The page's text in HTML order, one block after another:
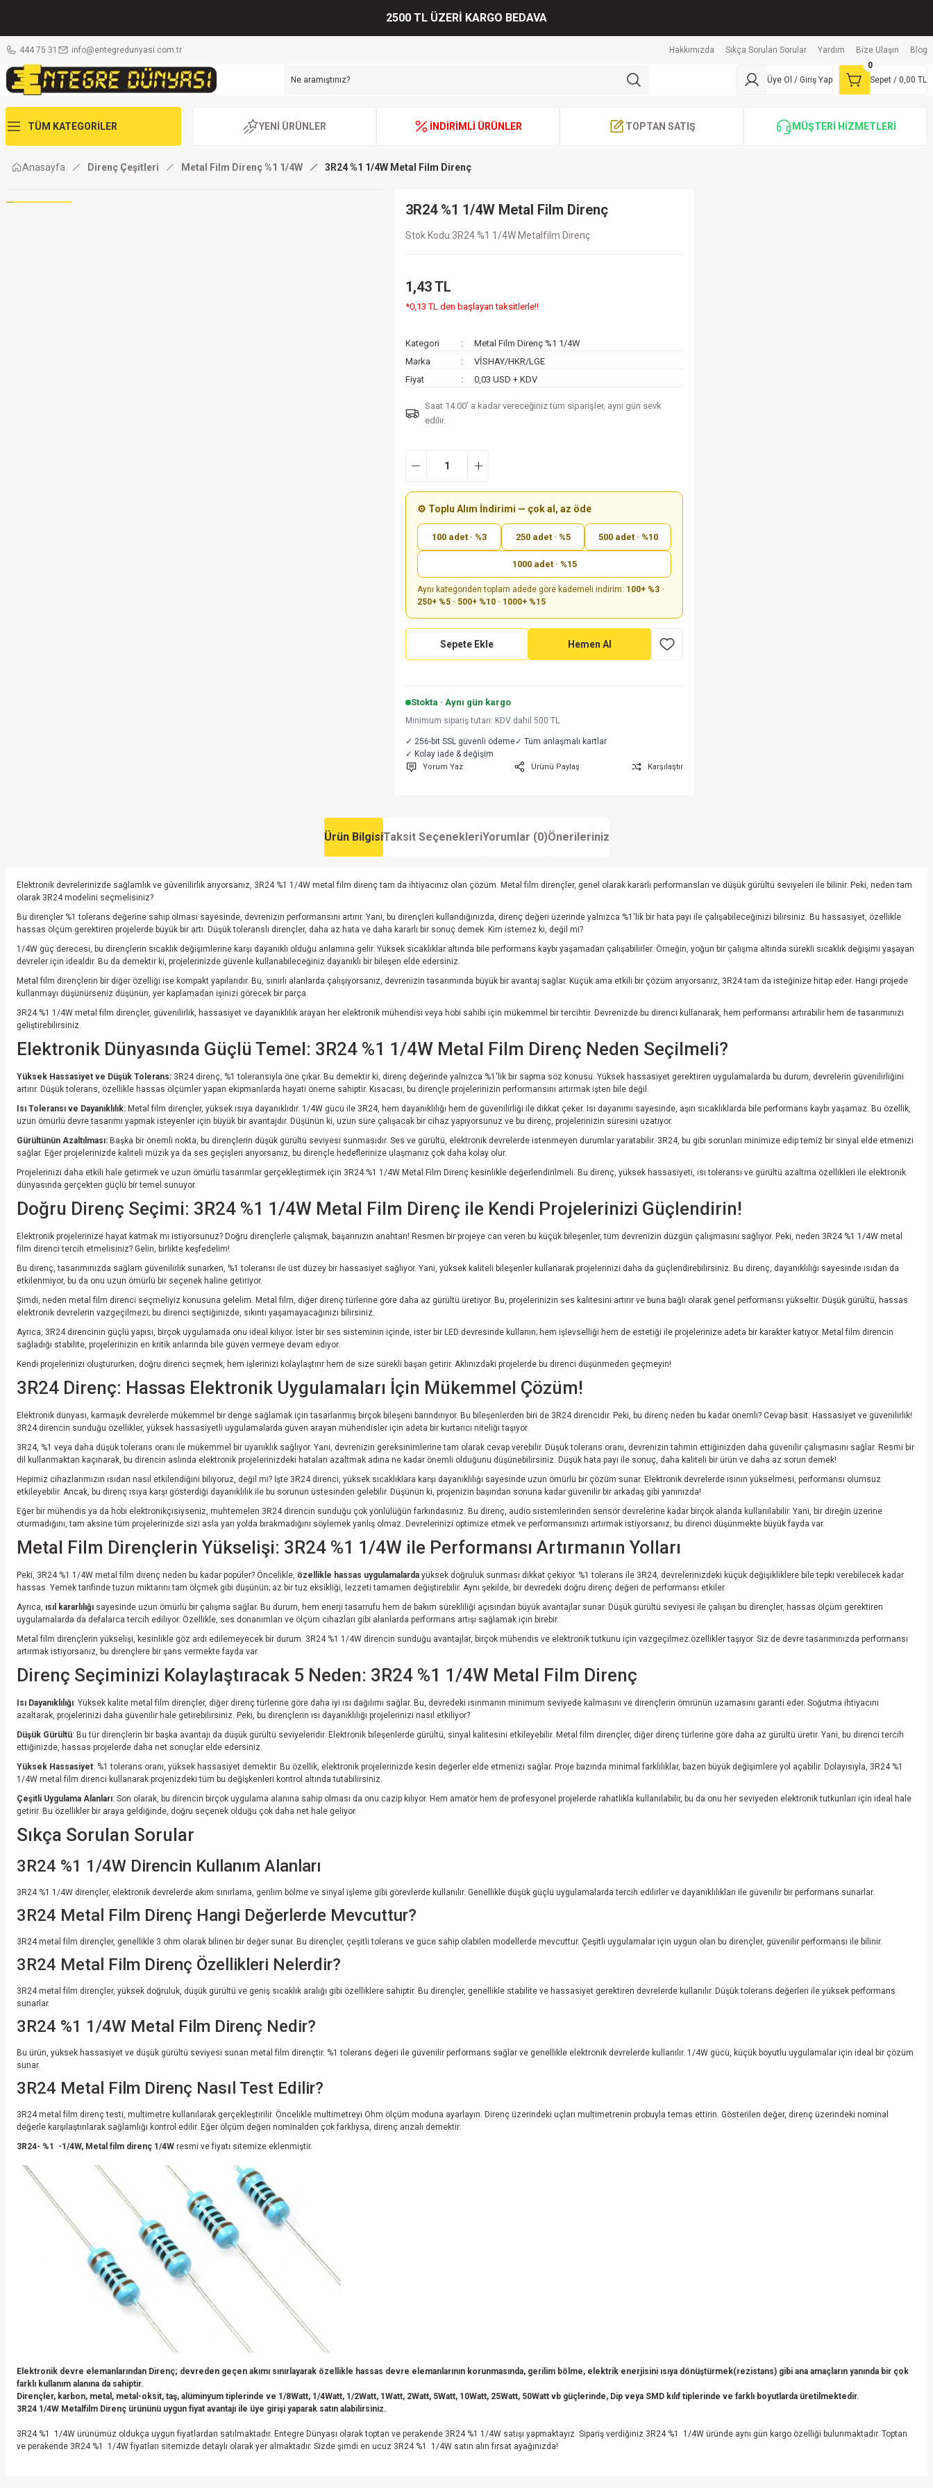
2500 TL ÜZERİ KARGO BEDAVA
444 75 31 info@entegredunyasi.com.tr Hakkımızda Sıkça Sorulan Sorular Yardım Bize Ulaşın Blog
Üye Ol / Giriş Yap
0
Sepet / 0,00 TL
TÜM KATEGORİLER YENİ ÜRÜNLER İNDİRİMLİ ÜRÜNLER TOPTAN SATIŞ MÜŞTERİ HİZMETLERİ
Anasayfa Direnç Çeşitleri Metal Film Direnç %1 1/4W 3R24 %1 1/4W Metal Film Direnç
3R24 %1 1/4W Metal Film Direnç
Stok Kodu 3R24 %1 1/4W Metalfilm Direnç
1,43 TL
*0,13 TL den başlayan taksitlerle!!
Kategori
Metal Film Direnç %1 1/4W
Marka
VİSHAY/HKR/LGE
Fiyat
0,03 USD + KDV
Saat 14:00’ a kadar vereceğiniz tüm siparişler, aynı gün sevk
edilir.
⚙️ Toplu Alım İndirimi — çok al, az öde
100 adet · %3 250 adet · %5 500 adet · %10
1000 adet · %15
Aynı kategoriden toplam adede göre kademeli indirim: 100+ %3 ·
250+ %5 · 500+ %10 · 1000+ %15
Sepete Ekle Hemen Al
Stokta · Aynı gün kargo
Minimum sipariş tutarı: KDV dahil 500 TL
✓ 256-bit SSL güvenli ödeme✓ Tüm anlaşmalı kartlar
✓ Kolay iade & değişim
Yorum Yaz Ürünü Paylaş Karşılaştır
Ürün BilgisiTaksit SeçenekleriYorumlar (0)Önerileriniz
Elektronik devrelerinizde sağlamlık ve güvenilirlik arıyorsanız, 3R24 %1 1/4W metal film direnç tam da ihtiyacınız olan çözüm. Metal film dirençler, genel olarak kararlı performansları ve düşük gürültü seviyeleri ile bilinir. Peki, neden tam
olarak 3R24 modelini seçmelisiniz?
Bu dirençler %1 tolerans değerine sahip olması sayesinde, devrenizin performansını artırır. Yani, bu dirençleri kullandığınızda, direnç değeri üzerinde yalnızca %1'lik bir hata payı ile çalışabileceğinizi bilirsiniz. Bu hassasiyet, özellikle
hassas ölçüm gerektiren projelerde büyük bir artı. Düşük toleranslı dirençler, daha az hata ve daha kararlı bir sonuç demek. Kim istemez ki, değil mi?
1/4W güç derecesi, bu dirençlerin sıcaklık değişimlerine karşı dayanıklı olduğu anlamına gelir. Yüksek sıcaklıklar altında bile performans kaybı yaşamadan çalışabilirler. Örneğin, yoğun bir çalışma altında sürekli sıcaklık değişimi yaşayan
devreler için idealdir. Bu da demektir ki, projelerinizde güvenle kullanabileceğiniz dayanıklı bir bileşen elde edersiniz.
Metal film dirençlerin bir diğer özelliği ise kompakt yapılarıdır. Bu, sınırlı alanlarda çalışıyorsanız, devrenizin tasarımında büyük bir avantaj sağlar. Küçük ama etkili bir çözüm arıyorsanız, 3R24 tam da isteğinize hitap eder. Hangi projede
kullanmayı düşünürseniz düşünün, yer kaplamadan işinizi görecek bir parça.
3R24 %1 1/4W metal film dirençler, güvenilirlik, hassasiyet ve dayanıklılık arayan her elektronik mühendisi veya hobi sahibi için mükemmel bir tercihtir. Devrenizde bu direnci kullanarak, hem performansı artırabilir hem de tasarımınızı
geliştirebilirsiniz.
Elektronik Dünyasında Güçlü Temel: 3R24 %1 1/4W Metal Film Direnç Neden Seçilmeli?
Yüksek Hassasiyet ve Düşük Tolerans: 3R24 direnç, %1 toleransıyla öne çıkar. Bu demektir ki, direnç değerinde yalnızca %1'lik bir sapma söz konusu. Yüksek hassasiyet gerektiren uygulamalarda bu durum, devrelerin güvenilirliğini
artırır. Düşük tolerans, özellikle hassas ölçümler yapan ekipmanlarda hayati öneme sahiptir. Kısacası, bu dirençle projelerinizin performansını artırmak işten bile değil.
Isı Toleransı ve Dayanıklılık: Metal film dirençler, yüksek ısıya dayanıklıdır. 1/4W gücü ile 3R24, hem dayanıklılığı hem de güvenilirliği ile dikkat çeker. Isı dayanımı sayesinde, aşırı sıcaklıklarda bile performans kaybı yaşamaz. Bu özellik,
uzun ömürlü devre tasarımı yapmak isteyenler için büyük bir avantajdır. Düşünün ki, uzun süre çalışacak bir cihaz yapıyorsunuz ve bu direnç, projelerinizin süresini uzatıyor.
Gürültünün Azaltılması: Başka bir önemli nokta, bu dirençlerin düşük gürültü seviyesi sunmasıdır. Ses ve gürültü, elektronik devrelerde istenmeyen durumlar yaratabilir. 3R24, bu gibi sorunları minimize edip temiz bir sinyal elde etmenizi
sağlar. Eğer projelerinizde kaliteli müzik ya da ses geçişleri arıyorsanız, bu dirençle hedeflerinize ulaşmanız çok daha kolay olur.
Projelerinizi daha etkili hale getirmek ve uzun ömürlü tasarımlar gerçekleştirmek için 3R24 %1 1/4W Metal Film Direnç kesinlikle değerlendirilmeli. Bu direnç, yüksek hassasiyeti, ısı toleransı ve gürültü azaltma özellikleri ile elektronik
dünyasında gerçekten güçlü bir temel sunuyor.
Doğru Direnç Seçimi: 3R24 %1 1/4W Metal Film Direnç ile Kendi Projelerinizi Güçlendirin!
Elektronik projelerinize hayat katmak mı istiyorsunuz? Doğru dirençlerle çalışmak, başarınızın anahtarı! Resmen bir projeye can veren bu küçük bileşenler, tüm devrenizin düzgün çalışmasını sağlıyor. Peki, neden 3R24 %1 1/4W metal
film direnci tercih etmelisiniz? Gelin, birlikte keşfedelim!
Bu direnç, tasarımınızda sağlam güvenilirlik sunarken, %1 toleransı ile üst düzey bir hassasiyet sağlıyor. Yani, yüksek kaliteli bileşenler kullanarak projelerinizi daha da güçlendirebilirsiniz. Bu direnç, dayanıklılığı sayesinde ısıdan da
etkilenmiyor, bu da onu uzun ömürlü bir seçenek haline getiriyor.
Şimdi, neden metal film direnci seçmeliyiz konusuna gelelim. Metal film, diğer direnç türlerine göre daha az gürültü üretiyor. Bu, projelerinizin ses kalitesini artırır ve buna bağlı olarak genel performansı yükseltir. Düşük gürültü, hassas
elektronik devrelerin vazgeçilmezi; bu direnci seçtiğinizde, sıkıntı yaşamayacağınızı bilirsiniz.
Ayrıca, 3R24 direncinin güçlü yapısı, birçok uygulamada onu ideal kılıyor. İster bir ses sisteminin içinde, ister bir LED devresinde kullanın; hem işlevselliği hem de estetiği ile projelerinize adeta bir karakter katıyor. Metal film direncin
sağladığı stabilite, projelerinizin en kritik anlarında bile güven vermeye devam ediyor.
Kendi projelerinizi oluştururken, doğru direnci seçmek, hem işlerinizi kolaylaştırır hem de size sürekli başarı getirir. Aklınızdaki projelerde bu direnci düşünmeden geçmeyin!
3R24 Direnç: Hassas Elektronik Uygulamaları İçin Mükemmel Çözüm!
Elektronik dünyası, karmaşık devrelerde mükemmel bir denge sağlamak için tasarlanmış birçok bileşeni barındırıyor. Bu bileşenlerden biri de 3R24 direncidir. Peki, bu direnç neden bu kadar önemli? Cevap basit: Hassasiyet ve güvenilirlik!
3R24 direncin sunduğu özellikler, yüksek hassasiyetli uygulamalarda güven arayan mühendisler için adeta bir kurtarıcı niteliği taşıyor.
3R24, %1 veya daha düşük tolerans oranı ile mükemmel bir uyanıklık sağlıyor. Yani, devrenizin gereksinimlerine tam olarak cevap verebilir. Düşük tolerans oranı, devrenizin tahmin ettiğinizden daha güvenilir çalışmasını sağlar. Resmi bir
dil kullanmaktan kaçınarak, bu direncin aslında elektronik projelerinizdeki hataları azaltmak adına ne kadar önemli olduğunu düşünebilirsiniz. Düşük hata payı ile sonuç, daha kaliteli bir ürün ve daha az sorun demek!
Hepimiz cihazlarımızın ısıdan nasıl etkilendiğini biliyoruz, değil mi? İşte 3R24 direnci, yüksek sıcaklıklara karşı dayanıklılığı sayesinde uzun ömürlü bir çözüm sunar. Elektronik devrelerde ısının yükselmesi, performansı olumsuz
etkileyebilir. Ancak, bu direnç ısıya karşı gösterdiği dayanıklılık ile bu sorunun üstesinden gelebilir. Düşünün ki, projenizin başından sonuna kadar güvenilir bir arkadaş gibi yanınızda!
Eğer bir mühendis ya da hobi elektronikçisiyseniz, muhtemelen 3R24 direncin sunduğu çok yönlülüğün farkındasınız. Bu direnç, audio sistemlerinden sensör devrelerine kadar birçok alanda kullanılabilir. Yani, bir direğin üzerine
oturmadığını, tam aksine tüm projelerinizde sizi asla yarı yolda bırakmadığını söylemek yanlış olmaz. Devrelerinizi optimize etmek ve performansınızı artırmak istiyorsanız, bu direnci düşünmekte büyük fayda var.
Metal Film Dirençlerin Yükselişi: 3R24 %1 1/4W ile Performansı Artırmanın Yolları
Peki, 3R24 %1 1/4W metal film direnç neden bu kadar popüler? Öncelikle, özellikle hassas uygulamalarda yüksek doğruluk sunması dikkat çekiyor. %1 tolerans ile 3R24, devrelerinizdeki küçük değişikliklere bile tepki verebilecek kadar
hassas. Yemek tarifinde tuzun miktarını tam ölçmek gibi düşünün; az bir tuz eksikliği, lezzeti tamamen değiştirebilir. Aynı şekilde, bir devredeki doğru direnç değeri de performansı etkiler.
Ayrıca, ısıl kararlılığı sayesinde uzun ömürlü bir çalışma sağlar. Bu durum, hem enerji tasarrufu hem de bakım sürekliliği açısından büyük avantajlar sunar. Düşük gürültü seviyesi ile çalışan bu dirençler, hassas ölçüm gerektiren
uygulamalarda da defalarca tercih ediliyor. Özellikle, ses donanımları ve ölçüm cihazları gibi alanlarda performans artışı sağlamak için birebir.
Metal film dirençlerin yükselişi, kesinlikle göz ardı edilemeyecek bir durum. 3R24 %1 1/4W direncin sunduğu avantajlar, birçok mühendis ve elektronik tutkunu için vazgeçilmez özellikler taşıyor. Siz de devre tasarımınızda performansı
artırmak istiyorsanız, bu dirençlere bir şans vermekte fayda var.
Direnç Seçiminizi Kolaylaştıracak 5 Neden: 3R24 %1 1/4W Metal Film Direnç
Isı Dayanıklılığı: Yüksek kalite metal film dirençler, diğer direnç türlerine göre daha iyi ısı dağılımı sağlar. Bu, devredeki ısınmanın minimum seviyede kalmasını ve dirençlerin ömrünün uzamasını garanti eder. Soğutma ihtiyacını
azaltarak, projelerinizi daha güvenilir hale getirebilirsiniz. Peki, bu dirençlerin ısı dayanıklılığı projelerinizi nasıl etkiliyor?
Düşük Gürültü: Bu tür dirençlerin bir başka avantajı da düşük gürültü seviyeleridir. Elektronik bileşenlerde gürültü, sinyal kalitesini etkileyebilir. Metal film dirençler, diğer direnç türlerine göre daha az gürültü üretir. Yani, bu direnci tercih
ettiğinizde, hassas projelerde daha net sonuçlar elde edersiniz.
Yüksek Hassasiyet: %1 tolerans oranı, yüksek hassasiyet demektir. Bu özellik, elektronik projelerinizde kesin değerler elde etmenizi sağlar. Proje bazında minimal farklılıklar, bazen büyük değişimlere yol açabilir. Dolayısıyla, 3R24 %1
1/4W metal film direnci kullanarak projenizdeki tüm bu değişkenleri kontrol altında tutabilirsiniz.
Çeşitli Uygulama Alanları: Son olarak, bu direncin birçok uygulama alanına sahip olması da onu cazip kılıyor. Hem amatör hem de profesyonel projelerde rahatlıkla kullanılabilir, bu da onu her seviyeden elektronik tutkunları için ideal hale
getirir. Bu özellikler bir araya geldiğinde, doğru seçenek olduğu çok daha net hale geliyor.
Sıkça Sorulan Sorular
3R24 %1 1/4W Direncin Kullanım Alanları
3R24 %1 1/4W dirençler, elektronik devrelerde akım sınırlama, gerilim bölme ve sinyal işleme gibi görevlerde kullanılır. Genellikle düşük güçlü uygulamalarda tercih edilirler ve dayanıklılıkları ile güvenilir bir performans sunarlar.
3R24 Metal Film Direnç Hangi Değerlerde Mevcuttur?
3R24 metal film dirençler, genellikle 3 ohm olarak bilinen bir değer sunar. Bu dirençler, çeşitli tolerans ve güce sahip olabilen modellerde mevcuttur. Çeşitli uygulamalar için uygun olan bu dirençler, güvenilir performansı ile bilinir.
3R24 Metal Film Direnç Özellikleri Nelerdir?
3R24 metal film dirençler, yüksek doğruluk, düşük gürültü ve geniş sıcaklık aralığı gibi özelliklere sahiptir. Bu dirençler, genellikle stabilite ve hassasiyet gerektiren devrelerde kullanılır. Düşük tolerans değerleri ile yüksek performans
sunarlar.
3R24 %1 1/4W Metal Film Direnç Nedir?
Bu ürün, yüksek hassasiyet ve düşük gürültü seviyesi sunan metal film dirençtir. %1 tolerans değeri ile güvenilir performans sağlar ve genellikle elektronik devrelerde kullanılır. 1/4W gücü, küçük boyutlu uygulamalar için ideal bir çözüm
sunar.
3R24 Metal Film Direnç Nasıl Test Edilir?
3R24 metal film direnç testi, multimetre kullanılarak gerçekleştirilir. Öncelikle multimetreyi Ohm ölçüm moduna ayarlayın. Direnç üzerindeki uçları multimetrenin probuyla temas ettirin. Gösterilen değer, direnç üzerindeki nominal
değerle karşılaştırılarak sağlamlığı kontrol edilir. Eğer ölçüm değeri nominalden çok farklıysa, direnç arızalı demektir.
3R24- %1 -1/4W, Metal film direnç 1/4W resmi ve fiyatı sitemize eklenmiştir.
Elektronik devre elemanlarından Direnç; devreden geçen akımı sınırlayarak özellikle hassas devre elemanlarının korunmasında, gerilim bölme, elektrik enerjisini ısıya dönüştürmek(rezistans) gibi ana amaçların yanında bir çok
farklı kullanım alanına da sahiptir.
Dirençler, karbon, metal, metal-oksit, taş, alüminyum tiplerinde ve 1/8Watt, 1/4Watt, 1/2Watt, 1Watt, 2Watt, 5Watt, 10Watt, 25Watt, 50Watt vb güçlerinde, Dip veya SMD kılıf tiplerinde ve farklı boyutlarda üretilmektedir.
3R24 1/4W Metalfilm Direnç ürününü uygun fiyat avantajı ile üye girişi yaparak satın alabilirsiniz.
3R24 %1 1/4W ürünümüz oldukça uygun fiyatlardan satılmaktadır. Entegre Dünyası olarak toptan ve perakende 3R24 %1 1/4W satışı yapmaktayız. Sipariş verdiğiniz 3R24 %1 1/4W üründe aynı gün kargo özelliği bulunmaktadır. Toptan
ve perakende 3R24 %1 1/4W fiyatları sitemizde detaylı olarak yer almaktadır. Sizde şimdi en ucuz 3R24 %1 1/4W satın alın fırsat ayağınızda!